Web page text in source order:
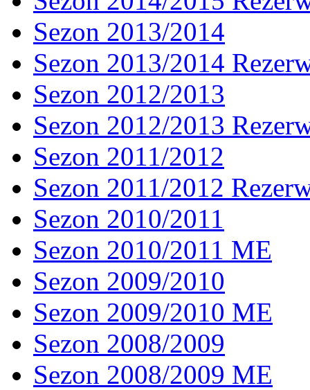
Sezon 2013/2014
Sezon 2013/2014
Sezon 2012/2013
Sezon 2012/2013
Sezon 2011/2012
Sezon 2011/2012
Sezon 2010/2011
Sezon 2010/2011 ME
Sezon 2009/2010
Sezon 2009/2010 ME
Sezon 2008/2009
Sezon 2008/2009 ME